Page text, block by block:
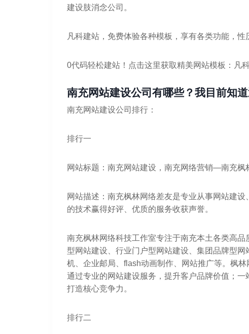
建设肢消念公司。
凡科建站，免费体验各种模板，享有各类功能，性
0代码轻松建站！点击这里获取精美网站模板：凡
南充网站建设公司有哪些？我目前知
南充网站建设公司排行：
排行一
网站标题：南充网站建设，南充网络营销—南充枫
网站描述：南充枫林网络差友是专业从事网站建
的技术赢得好评、优质的服务收获声誉。
南充枫林网络科技工作室专注于南充本土各类高
型网站建设、行业门户型网站建设、集团品牌型
机、企业邮局、flash动画制作、网站推广等。枫
通过专业的网站建设服务，提升客户品牌价值；
打造核心竞争力。
排行二